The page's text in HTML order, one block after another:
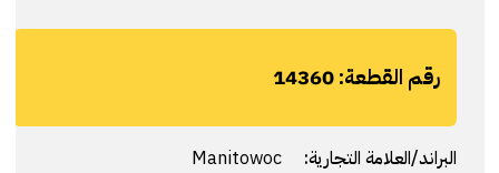
رقم القطعة:14360
البراند/العلامة التجارية: Manitowoc